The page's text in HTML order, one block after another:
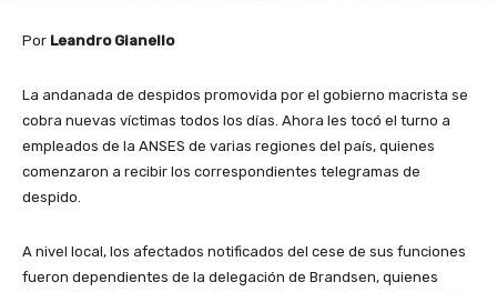
Por Leandro Gianello
La andanada de despidos promovida por el gobierno macrista se
cobra nuevas víctimas todos los días. Ahora les tocó el turno a
empleados de la ANSES de varias regiones del país, quienes
comenzaron a recibir los correspondientes telegramas de
despido.
A nivel local, los afectados notificados del cese de sus funciones
fueron dependientes de la delegación de Brandsen, quienes